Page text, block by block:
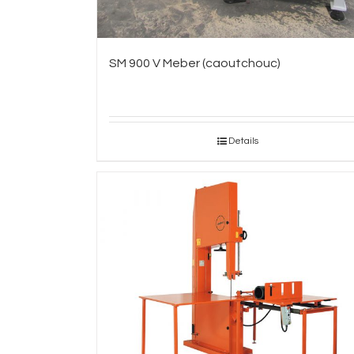
SM 900 V Meber (caoutchouc)
Details